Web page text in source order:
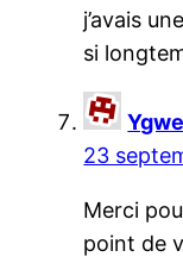
j’avais
si
23
Merci
point de